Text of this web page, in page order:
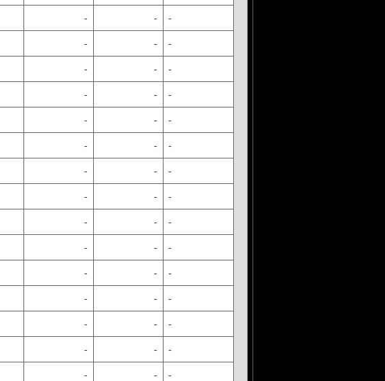
- - -
- - -
- - -
- - -
- - -
- - -
- - -
- - -
- - -
- - -
- - -
- - -
- - -
- - -
- - -